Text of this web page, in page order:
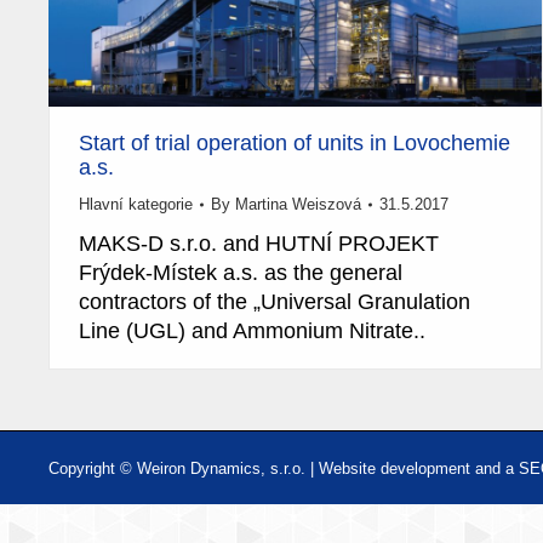
Start of trial operation of units in Lovochemie
a.s.
Hlavní kategorie By Martina Weiszová 31.5.2017
MAKS-D s.r.o. and HUTNÍ PROJEKT
Frýdek-Místek a.s. as the general
contractors of the „Universal Granulation
Line (UGL) and Ammonium Nitrate..
Copyright © Weiron Dynamics, s.r.o. | Website development and a